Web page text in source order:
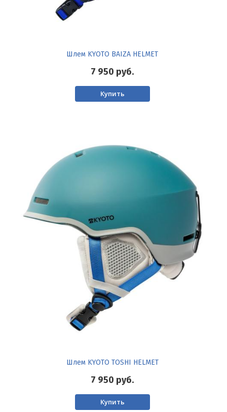
Шлем KYOTO BAIZA HELMET
7 950 руб.
Купить
Шлем KYOTO TOSHI HELMET
7 950 руб.
Купить